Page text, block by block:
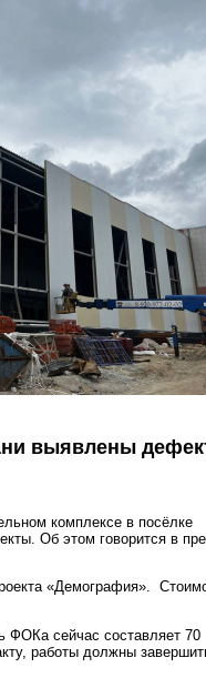
выявлены
комплексе в посёлке
Об этом говорится в
«Демография».
ФОКа сейчас составляет 70
работы должны